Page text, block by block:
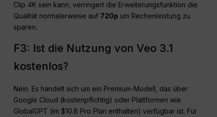
Clip 4K sein kann, verringert die Erweiterungsfunktion die
Qualität normalerweise auf 720p um Rechenleistung zu
sparen.
F3: Ist die Nutzung von Veo 3.1
kostenlos?
Nein. Es handelt sich um ein Premium-Modell, das über
Google Cloud (kostenpflichtig) oder Plattformen wie
GlobalGPT (im $10.8 Pro Plan enthalten) verfügbar ist. Für